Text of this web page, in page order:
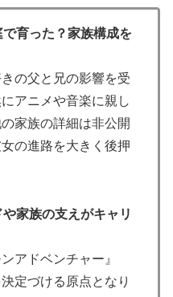
育った？家族構成を
の父と兄の影響を受
アニメや音楽に親し
家族の詳細は非公開
の進路を大きく後押
家族の支えがキャリ
アドベンチャー』
定づける原点となり